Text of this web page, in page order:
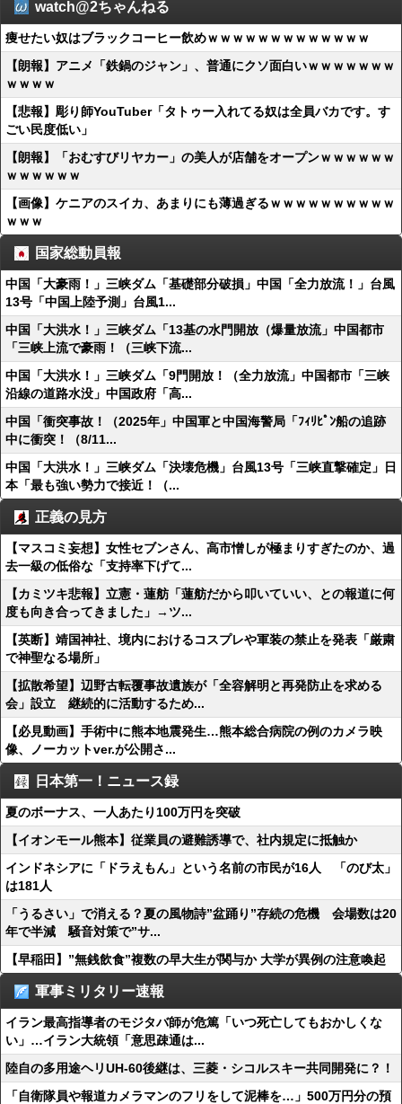
watch@2ちゃんねる
痩せたい奴はブラックコーヒー飲めｗｗｗｗｗｗｗｗｗｗｗｗｗ
【朗報】アニメ「鉄鍋のジャン」、普通にクソ面白いｗｗｗｗｗｗｗ
ｗｗｗｗ
【悲報】彫り師YouTuber「タトゥー入れてる奴は全員バカです。す
ごい民度低い」
【朗報】「おむすびリヤカー」の美人が店舗をオープンｗｗｗｗｗｗ
ｗｗｗｗｗｗ
【画像】ケニアのスイカ、あまりにも薄過ぎるｗｗｗｗｗｗｗｗｗｗ
ｗｗｗ
国家総動員報
中国「大豪雨！」三峡ダム「基礎部分破損」中国「全力放流！」台風
13号「中国上陸予測」台風1...
中国「大洪水！」三峡ダム「13基の水門開放（爆量放流」中国都市
「三峡上流で豪雨！（三峡下流...
中国「大洪水！」三峡ダム「9門開放！（全力放流」中国都市「三峡
沿線の道路水没」中国政府「高...
中国「衝突事故！（2025年」中国軍と中国海警局「ﾌｨﾘﾋﾟﾝ船の追跡
中に衝突！（8/11...
中国「大洪水！」三峡ダム「決壊危機」台風13号「三峡直撃確定」日
本「最も強い勢力で接近！（...
正義の見方
【マスコミ妄想】女性セブンさん、高市憎しが極まりすぎたのか、過
去一級の低俗な「支持率下げて...
【カミツキ悲報】立憲・蓮舫「蓮舫だから叩いていい、との報道に何
度も向き合ってきました」→ツ...
【英断】靖国神社、境内におけるコスプレや軍装の禁止を発表「厳粛
で神聖なる場所」
【拡散希望】辺野古転覆事故遺族が「全容解明と再発防止を求める
会」設立 継続的に活動するため...
【必見動画】手術中に熊本地震発生…熊本総合病院の例のカメラ映
像、ノーカットver.が公開さ...
日本第一！ニュース録
夏のボーナス、一人あたり100万円を突破
【イオンモール熊本】従業員の避難誘導で、社内規定に抵触か
インドネシアに「ドラえもん」という名前の市民が16人 「のび太」
は181人
「うるさい」で消える？夏の風物詩”盆踊り”存続の危機 会場数は20
年で半減 騒音対策で”サ...
【早稲田】”無銭飲食”複数の早大生が関与か 大学が異例の注意喚起
軍事ミリタリー速報
イラン最高指導者のモジタバ師が危篤「いつ死亡してもおかしくな
い」…イラン大統領「意思疎通は...
陸自の多用途ヘリUH-60後継は、三菱・シコルスキー共同開発に？！
「自衛隊員や報道カメラマンのフリをして泥棒を…」500万円分の預